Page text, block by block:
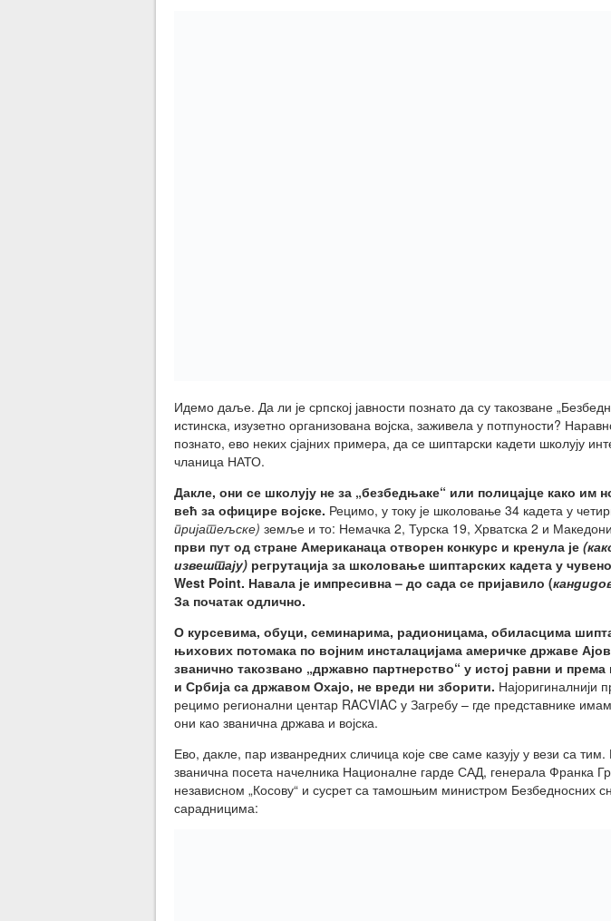
Идемо даље. Да ли је српској јавности познато да су такозване
истинска, изузетно организована војска, заживела у потпуности?
познато, ево неких сјајних примера, да се шиптарски кадети школују
чланица НАТО.
Дакле, они се школују не за „безбедњаке“ или полицајце како им
већ за официре војске. Рецимо, у току је школовање 34 кадета у
пријатељске) земље и то: Немачка 2, Турска 19, Хрватска 2 и
први пут од стране Американаца отворен конкурс и кренула је
извештају) регрутација за школовање шиптарских кадета у
West Point. Навала је импресивна – до сада се пријавило (
За початак одлично.
О курсевима, обуци, семинарима, радионицама, обиласцима
њихових потомака по војним инсталацијама америчке државе
званично такозвано „државно партнерство“ у истој равни и
и Србија са државом Охајо, не вреди ни зборити. Најоригиналнији
рецимо регионални центар RACVIAC у Загребу – где представнике
они као званична држава и војска.
Ево, дакле, пар изванредних сличица које све саме казују у вези са
званична посета начелника Националне гарде САД, генерала Франка
независном „Косову“ и сусрет са тамошњим министром Безбедносних
сарадницима: